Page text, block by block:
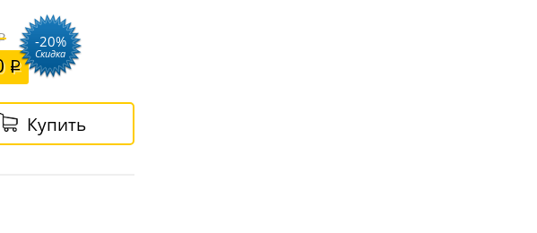
-20%
Скидка
Купить